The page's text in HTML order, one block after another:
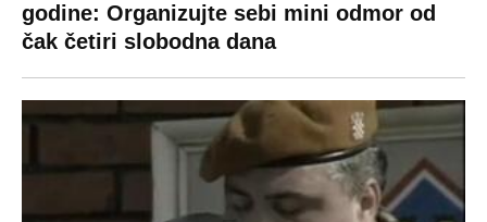
godine: Organizujte sebi mini odmor od
čak četiri slobodna dana